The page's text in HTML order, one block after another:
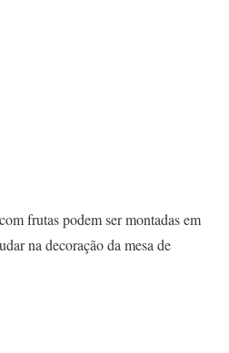
frutas podem ser montadas em
na decoração da mesa de